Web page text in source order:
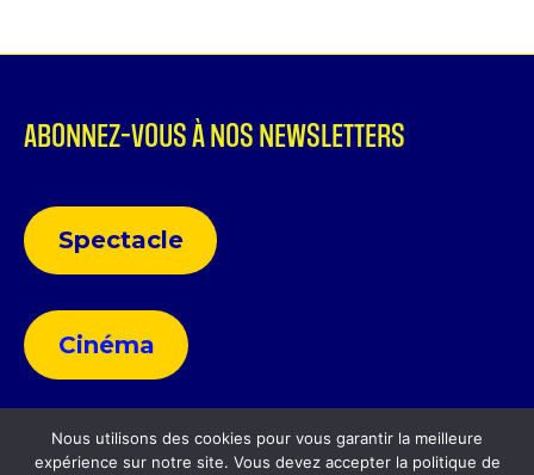
ABONNEZ-VOUS À NOS NEWSLETTERS
Spectacle
Cinéma
Politique de confidentialité
Nous utilisons des cookies pour vous garantir la meilleure
expérience sur notre site. Vous devez accepter la politique de